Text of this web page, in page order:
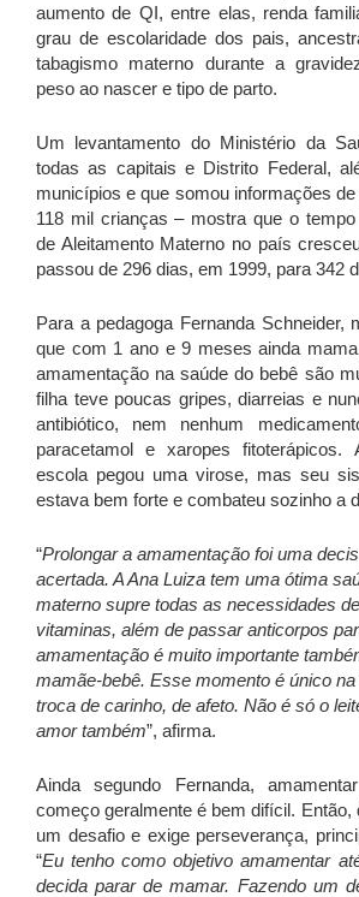
aumento de QI, entre elas, renda
grau de escolaridade dos pais,
tabagismo materno durante a
peso ao nascer e tipo de parto.
Um levantamento do Ministério da
todas as capitais e Distrito Federal,
municípios e que somou informações
118 mil crianças – mostra que o
de Aleitamento Materno no país
passou de 296 dias, em 1999, para 342
Para a pedagoga Fernanda Schneider,
que com 1 ano e 9 meses ainda
amamentação na saúde do bebê são
filha teve poucas gripes, diarreias e
antibiótico, nem nenhum
paracetamol e xaropes
escola pegou uma virose, mas seu
estava bem forte e combateu sozinho a
“Prolongar a amamentação foi uma
acertada. A Ana Luiza tem uma ótima
materno supre todas as necessidades
vitaminas, além de passar anticorpos
amamentação é muito importante
mamãe-bebê. Esse momento é único
troca de carinho, de afeto. Não é só o
amor também”, afirma.
Ainda segundo Fernanda,
começo geralmente é bem difícil. Então,
um desafio e exige perseverança,
“Eu tenho como objetivo amamentar
decida parar de mamar. Fazendo um